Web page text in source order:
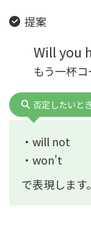
提案
Will you
もう一杯
否定したいと
・will not
・won't
で表現します。